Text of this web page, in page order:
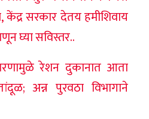
सरकार देतय हमीशिवाय
घ्या सविस्तर..
रेशन दुकानात आता
अन्न पुरवठा विभागाने